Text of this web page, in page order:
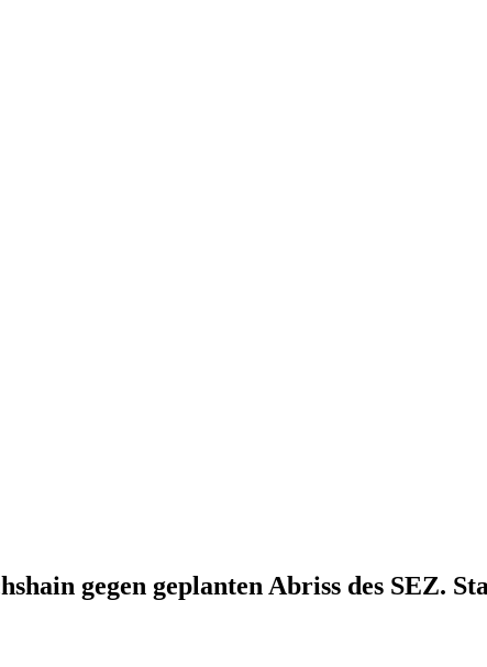
gegen geplanten Abriss des SEZ.